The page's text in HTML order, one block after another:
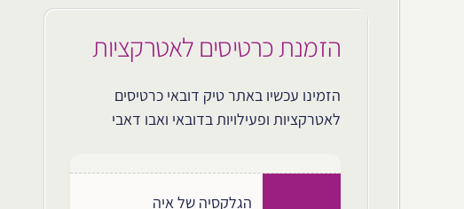
הזמנת כרטיסים לאטרקציות
הזמינו עכשיו באתר טיק דובאי כרטיסים
לאטרקציות ופעילויות בדובאי ואבו דאבי
הגלקסיה של איה